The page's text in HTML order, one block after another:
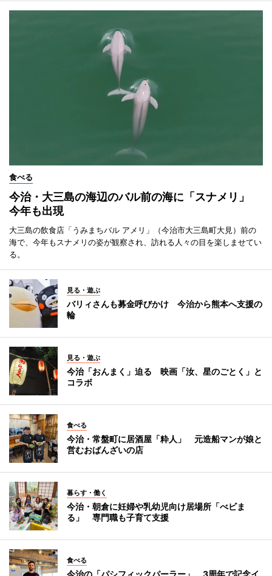
食べる
今治・大三島の海辺のバル前の海に「スナメリ」
今年も出現
大三島の飲食店「うみまちバル アメリ」（今治市大三島町大見）前の
海で、今年もスナメリの姿が観察され、訪れる人々の目を楽しませてい
る。
見る・遊ぶ
バリィさんも募金呼びかけ 今治から熊本へ支援の
輪
見る・遊ぶ
今治「おんまく」迫る 映画「汝、星のごとく」と
コラボ
食べる
今治・常盤町に居酒屋「粋人」 元造船マンが娘と
営むおばんざいの店
暮らす・働く
今治・朝倉に妊婦や乳幼児向け居場所「べビま
る」 専門職も子育て支援
食べる